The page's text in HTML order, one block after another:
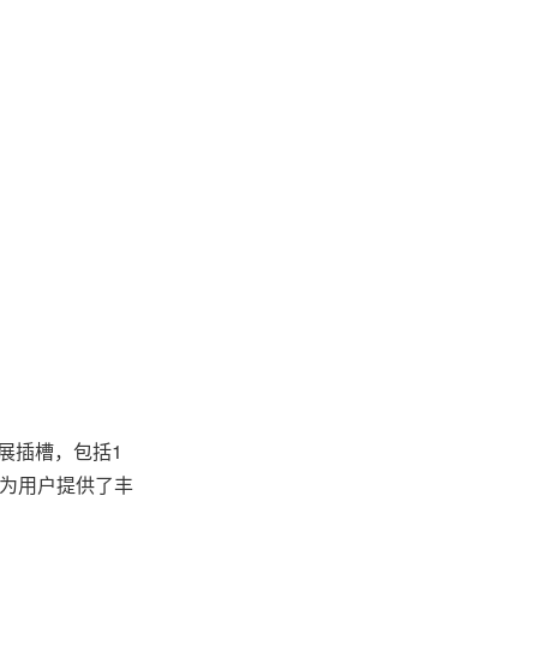
插槽，包括1
用户提供了丰